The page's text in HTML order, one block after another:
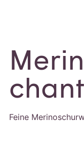
Feine